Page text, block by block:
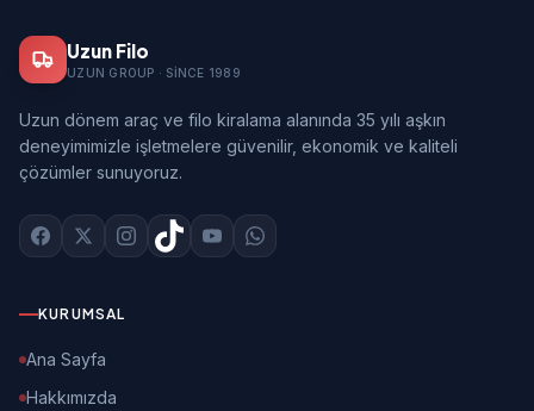
Uzun Filo
UZUN GROUP · SINCE 1989
Uzun dönem araç ve filo kiralama alanında 35 yılı aşkın
deneyimimizle işletmelere güvenilir, ekonomik ve kaliteli
çözümler sunuyoruz.
KURUMSAL
Ana Sayfa
Hakkımızda